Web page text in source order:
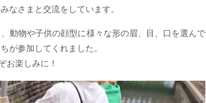
なさまと交流をしています。
動物や子供の顔型に様々な形の眉、目、口を選んで
が参加してくれました。
お楽しみに！